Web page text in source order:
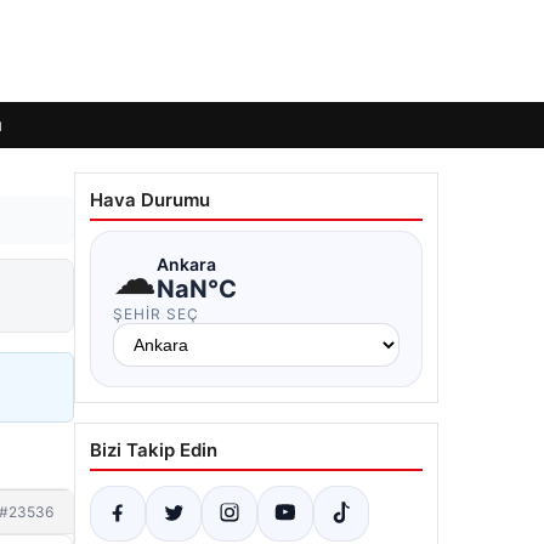
#23536
Hava Durumu
☁Ankara
NaN°C
ŞEHIR SEÇ
Bizi Takip Edin